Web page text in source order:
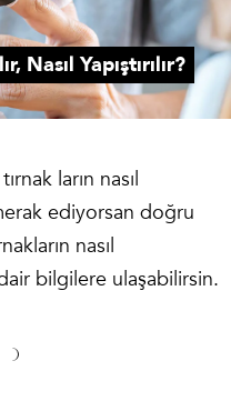
Nasıl Yapıştırılır?
ların nasıl
merak ediyorsan doğru
nasıl
dair bilgilere ulaşabilirsin.